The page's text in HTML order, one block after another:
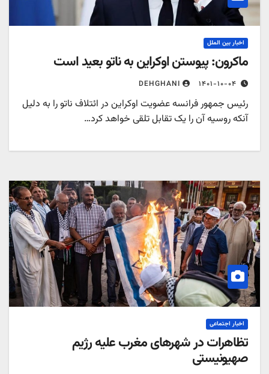
اخبار بین الملل
پیوستن اوکراین به ناتو بعید است
۱۴۰۱-۱۰-۰۴ DEHGHANI
جمهور فرانسه عضویت اوکراین در ائتلاف ناتو را به دلیل
روسیه آن را یک تقابل تلقی خواهد کرد…
اخبار اجتماعی
در شهرهای مغرب علیه رژیم